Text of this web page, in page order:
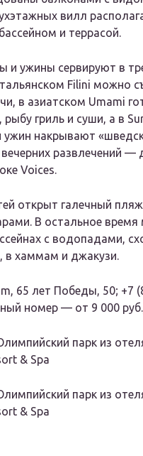
вилл
и террасой.
и ужины сервируют в
Filini можно
в азиатском Umami
рыбу гриль и суши, а в
ужин накрывают
развлечений —
Voices.
открыт галечный
В остальное
с водопадами,
в хаммам и джакузи.
65 лет Победы, 50; +7
номер — от 9 000 руб._
парк из
& Spa
парк из
& Spa